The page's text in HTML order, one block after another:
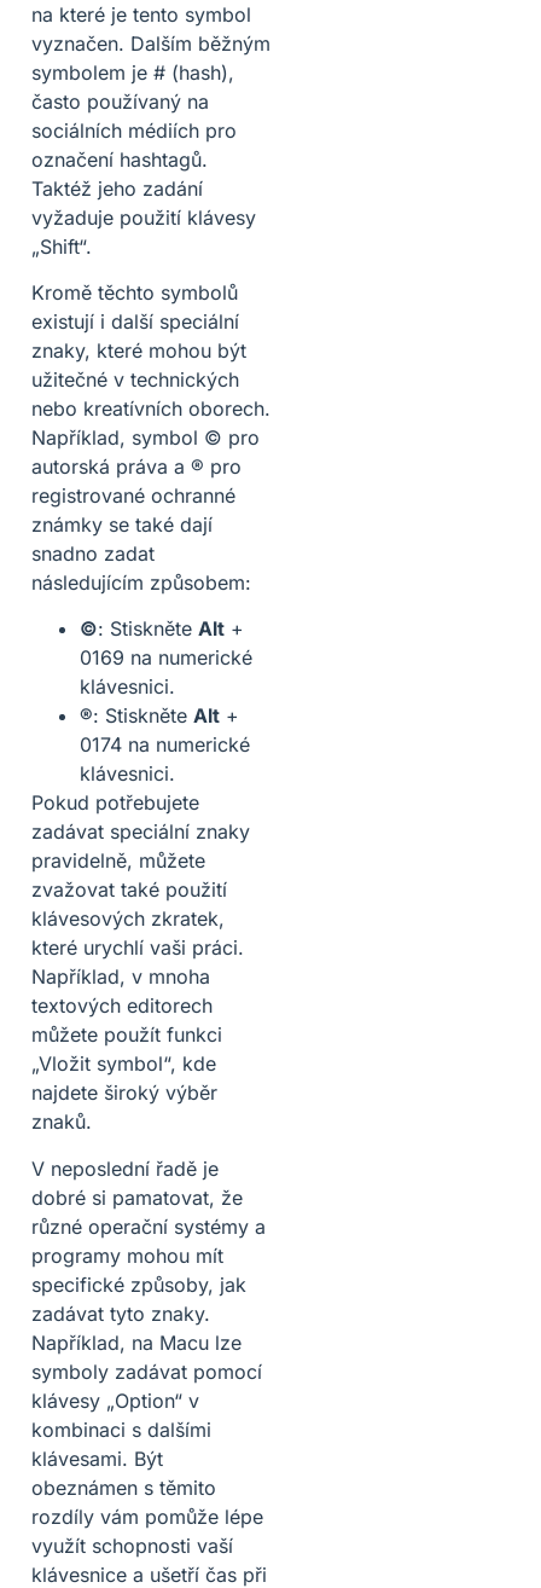
na které je tento symbol
vyznačen. Dalším běžným
symbolem je # (hash),
často používaný na
sociálních médiích pro
označení hashtagů.
Taktéž jeho zadání
vyžaduje použití klávesy
„Shift“.
Kromě těchto symbolů
existují i další speciální
znaky, které mohou být
užitečné v technických
nebo kreatívních oborech.
Například, symbol © pro
autorská práva a ® pro
registrované ochranné
známky se také dají
snadno zadat
následujícím způsobem:
©: Stiskněte Alt +
0169 na numerické
klávesnici.
®: Stiskněte Alt +
0174 na numerické
klávesnici.
Pokud potřebujete
zadávat speciální znaky
pravidelně, můžete
zvažovat také použití
klávesových zkratek,
které urychlí vaši práci.
Například, v mnoha
textových editorech
můžete použít funkci
„Vložit symbol“, kde
najdete široký výběr
znaků.
V neposlední řadě je
dobré si pamatovat, že
různé operační systémy a
programy mohou mít
specifické způsoby, jak
zadávat tyto znaky.
Například, na Macu lze
symboly zadávat pomocí
klávesy „Option“ v
kombinaci s dalšími
klávesami. Být
obeznámen s těmito
rozdíly vám pomůže lépe
využít schopnosti vaší
klávesnice a ušetří čas při